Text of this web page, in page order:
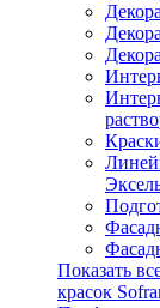
Показать
красок